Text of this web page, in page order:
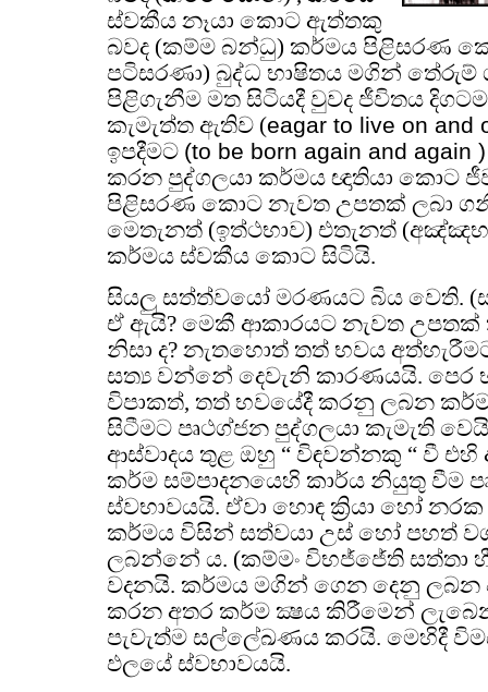
ස්වකීය නෑයා කොට ඇත්තකු
බවද (කම්ම බන්ධු) කර්මය පිළිසරණ
පටිසරණා) බුද්ධ භාෂිතය මගින් තේරුම්
පිළිගැනීම මත සිටියදී වුවද ජීවිතය
කැමැත්ත ඇතිව (eagar to live on and
ඉපදීමට (to be born again and again )
කරන පුද්ගලයා කර්මය ඥාතියා කොට
පිළිසරණ කොට නැවත උපතක් ලබා
මෙතැනත් (ඉත්ථභාව) එතැනත්
කර්මය ස්වකීය කොට සිටියි.
සියලු සත්ත්වයෝ මරණයට බිය වෙති.
ඒ ඇයි? මෙකී ආකාරයට නැවත උපතක්
නිසා ද? නැතහොත් තත් භවය
සත්‍ය වන්නේ දෙවැනි කාරණයයි.
විපාකත්, තත් භවයේදී කරනු ලබන කර්ම
සිටීමට පෘථග්ජන පුද්ගලයා කැමැති
ආස්වාදය තුළ ඔහු “ විඳවන්නකු “ වී
කර්ම සම්පාදනයෙහි කාර්ය නියුතු වීම
ස්වභාවයයි. ඒවා හොඳ ක්‍රියා හෝ නරක
කර්මය විසින් සත්වයා උස් හෝ පහත්
ලබන්නේ ය. (කම්මං විභජ්ජේති සත්තා
වදනයි. කර්මය මගින් ගෙන දෙනු ලබන
කරන අතර කර්ම ක්‍ෂය කිරීමෙන් ලැබෙන
පැවැත්ම සල්ලේඛණය කරයි. මෙහිදී
ඵලයේ ස්වභාවයයි.